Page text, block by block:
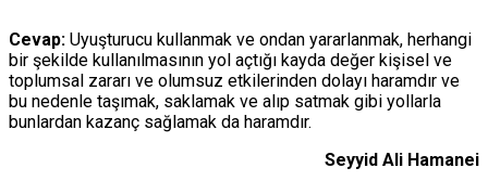
Cevap: Uyuşturucu kullanmak ve ondan yararlanmak, herhangi
bir şekilde kullanılmasının yol açtığı kayda değer kişisel ve
toplumsal zararı ve olumsuz etkilerinden dolayı haramdır ve
bu nedenle taşımak, saklamak ve alıp satmak gibi yollarla
bunlardan kazanç sağlamak da haramdır.
Seyyid Ali Hamanei